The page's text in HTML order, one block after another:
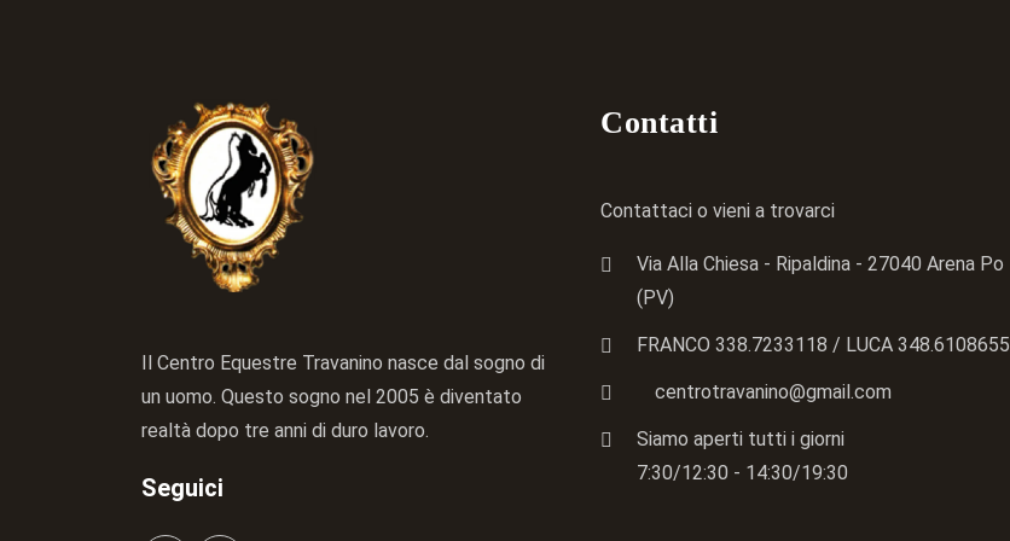
Il Centro Equestre Travanino nasce dal sogno di
un uomo. Questo sogno nel 2005 è diventato
realtà dopo tre anni di duro lavoro.
Seguici
Contatti
Contattaci o vieni a trovarci
Via Alla Chiesa - Ripaldina - 27040 Arena Po
(PV)
FRANCO 338.7233118 / LUCA 348.6108655
centrotravanino@gmail.com
Siamo aperti tutti i giorni
7:30/12:30 - 14:30/19:30